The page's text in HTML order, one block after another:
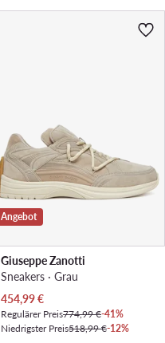
Angebot
Giuseppe Zanotti
Sneakers · Grau
Aktueller Preis
454,99€
Regulärer Preis774,99 €-41%
Niedrigster Preis518,99 €-12%